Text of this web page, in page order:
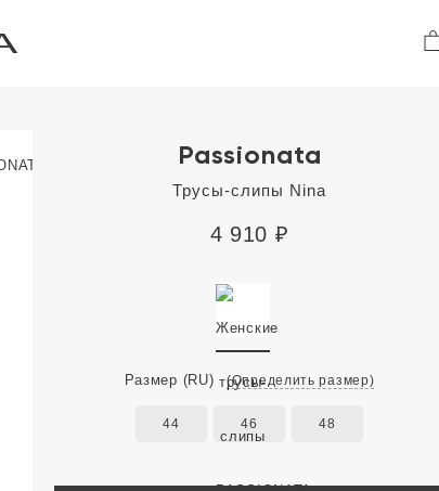
Passionata
Трусы-слипы Nina
4 910 ₽
Размер (RU) (Определить размер)
44 46 48